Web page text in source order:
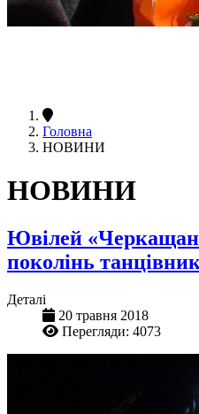
Головна
НОВИНИ
НОВИНИ
Ювілей
поколінь
Деталі
20 травня 2018
Перегляди: 4073